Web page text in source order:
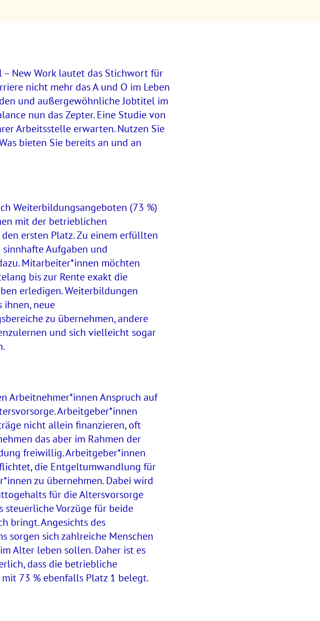
New Work lautet das Stichwort für
nicht mehr das A und O im Leben
und außergewöhnliche Jobtitel im
nun das Zepter. Eine Studie von
Arbeitsstelle erwarten. Nutzen Sie
bieten Sie bereits an und an
Weiterbildungsangeboten (73 %)
mit der betrieblichen
ersten Platz. Zu einem erfüllten
sinnhafte Aufgaben und
Mitarbeiter*innen möchten
bis zur Rente exakt die
erledigen. Weiterbildungen
ihnen, neue
zu übernehmen, andere
und sich vielleicht sogar
Arbeitnehmer*innen Anspruch auf
Arbeitgeber*innen
nicht allein finanzieren, oft
das aber im Rahmen der
freiwillig. Arbeitgeber*innen
die Entgeltumwandlung für
zu übernehmen. Dabei wird
für die Altersvorsorge
steuerliche Vorzüge für beide
bringt. Angesichts des
sorgen sich zahlreiche Menschen
Alter leben sollen. Daher ist es
dass die betriebliche
73 % ebenfalls Platz 1 belegt.